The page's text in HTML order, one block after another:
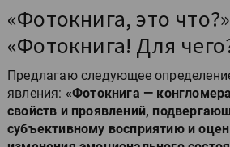
«Фотокнига, это
«Фотокнига! Для
Предлагаю следующее
явления: «Фотокнига —
свойств и проявлений,
субъективному восприятию и